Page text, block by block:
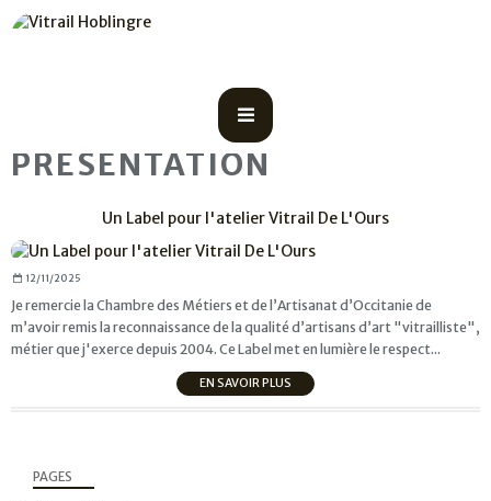
PRESENTATION
Un Label pour l'atelier Vitrail De L'Ours
12/11/2025
Je remercie la Chambre des Métiers et de l’Artisanat d’Occitanie de
m’avoir remis la reconnaissance de la qualité d’artisans d’art "vitrailliste",
métier que j'exerce depuis 2004. Ce Label met en lumière le respect...
EN SAVOIR PLUS
PAGES